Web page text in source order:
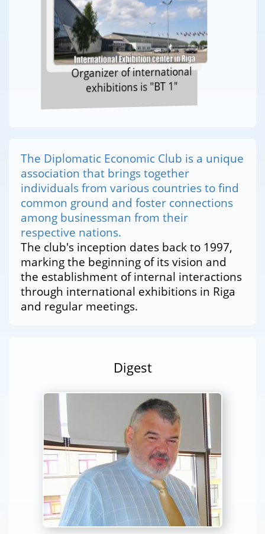
Organizer of international
exhibitions is "BT 1"
The Diplomatic Economic Club is a unique
association that brings together
individuals from various countries to find
common ground and foster connections
among businessman from their
respective nations.
The club's inception dates back to 1997,
marking the beginning of its vision and
the establishment of internal interactions
through international exhibitions in Riga
and regular meetings.
Digest